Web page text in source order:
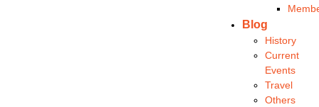
Blog
History
Current
Events
Travel
Others